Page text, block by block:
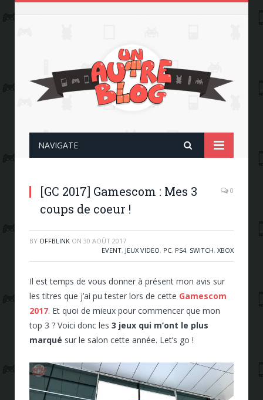
NAVIGATE
[GC 2017] Gamescom : Mes 3
coups de coeur !
0
BY OFFBLINK ON 30 AOÛT 2017
EVENT, JEUX VIDEO, PC, PS4, SWITCH, XBOX
Il est temps de vous donner à présent mon avis sur
les titres que j’ai pu tester lors de cette Gamescom
2017. Et quoi de mieux pour commencer que mon
top 3 ? Voici donc les 3 jeux qui m’ont le plus
marqué sur le salon cette année. Let’s go !